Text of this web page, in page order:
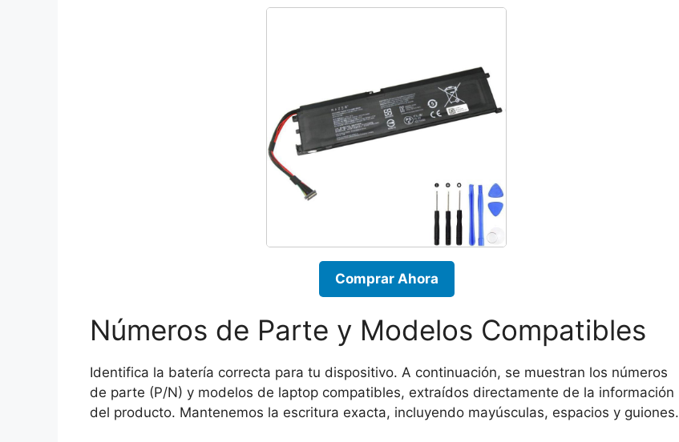
Comprar Ahora
Números de Parte y Modelos Compatibles
Identifica la batería correcta para tu dispositivo. A continuación, se muestran los números
de parte (P/N) y modelos de laptop compatibles, extraídos directamente de la información
del producto. Mantenemos la escritura exacta, incluyendo mayúsculas, espacios y guiones.